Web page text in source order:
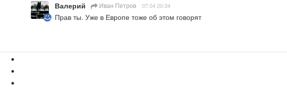
Валерий Иван Петров 07.04 20:34
Прав ты. Уже в Европе тоже об этом говорят